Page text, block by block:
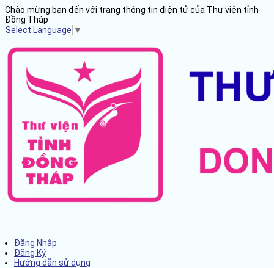
Chào mừng bạn đến với trang thông tin điện tử của Thư viện tỉnh
Đồng Tháp
Select Language ▼
Đăng Nhập
Đăng Ký
Hướng dẫn sử dụng